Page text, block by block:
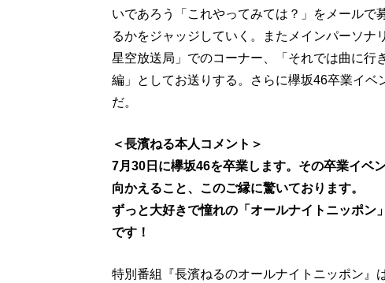
いであろう「これやってみては？」をメールで
るかをジャッジしていく。またメインパーソ
星空放送局」でのコーナー、「それでは曲に行
編」としてお送りする。さらに欅坂46卒業イ
だ。
＜長濱ねる本人コメント＞
7月30日に欅坂46を卒業します。その卒業イベ
向かえること、このご縁に驚いております。
ずっと大好きで憧れの「オールナイトニッポン
です！
特別番組『長濱ねるのオールナイトニッポン』